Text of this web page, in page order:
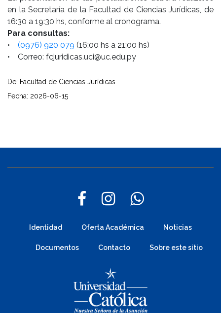
en la Secretaría de la Facultad de Ciencias Jurídicas, de
16:30 a 19:30 hs, conforme al cronograma.
Para consultas:
• (0976) 920 079 (16:00 hs a 21:00 hs)
• Correo: fcjuridicas.uci@uc.edu.py
De: Facultad de Ciencias Jurídicas
Fecha: 2026-06-15
Identidad Oferta Académica Noticias
Documentos Contacto Sobre este sitio